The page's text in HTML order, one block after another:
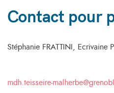
Contact pour
Stéphanie FRATTINI, Ecrivaine
mdh.teisseire-